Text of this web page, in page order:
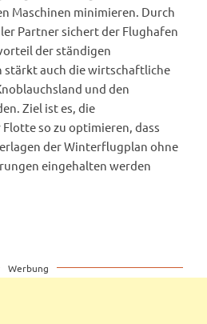
Maschinen minimieren. Durch
Partner sichert der Flughafen
der ständigen
stärkt auch die wirtschaftliche
und den
Ziel ist es, die
so zu optimieren, dass
der Winterflugplan ohne
eingehalten werden
Werbung